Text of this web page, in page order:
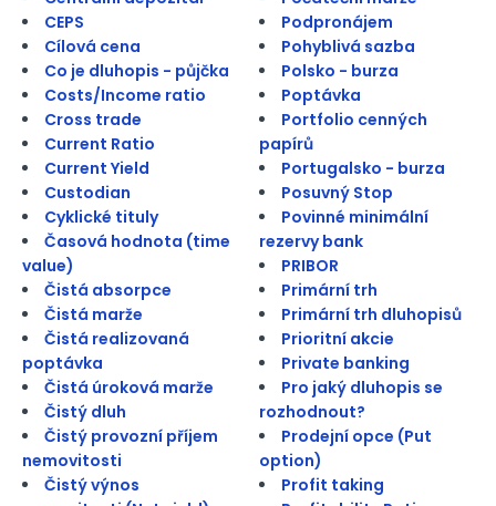
CEPS
Cílová cena
Co je dluhopis - půjčka
Costs/Income ratio
Cross trade
Current Ratio
Current Yield
Custodian
Cyklické tituly
Časová hodnota (time
value)
Čistá absorpce
Čistá marže
Čistá realizovaná
poptávka
Čistá úroková marže
Čistý dluh
Čistý provozní příjem
nemovitosti
Čistý výnos
Podpronájem
Pohyblivá sazba
Polsko - burza
Poptávka
Portfolio cenných
papírů
Portugalsko - burza
Posuvný Stop
Povinné minimální
rezervy bank
PRIBOR
Primární trh
Primární trh dluhopisů
Prioritní akcie
Private banking
Pro jaký dluhopis se
rozhodnout?
Prodejní opce (Put
option)
Profit taking